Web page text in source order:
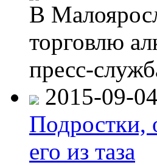
В
торговлю
пресс-
2015-09-
Подростки,
его из таза